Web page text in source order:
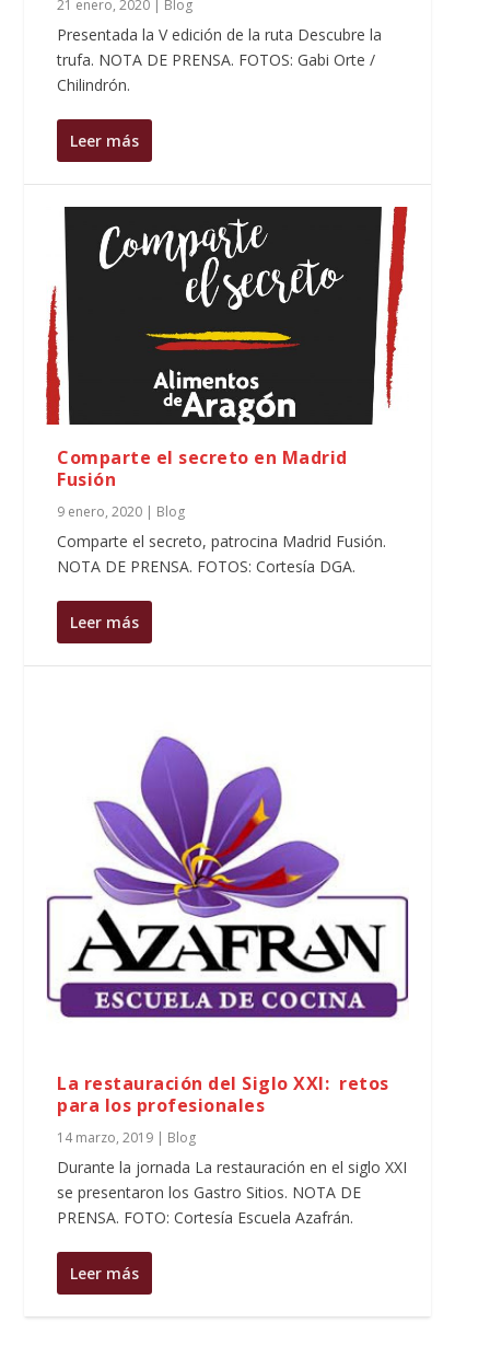
21 enero, 2020 Blog
Presentada la V edición de la ruta Descubre la
trufa. NOTA DE PRENSA. FOTOS: Gabi Orte /
Chilindrón.
Leer más
Comparte el secreto en Madrid
Fusión
9 enero, 2020 | Blog
Comparte el secreto, patrocina Madrid Fusión.
NOTA DE PRENSA. FOTOS: Cortesía DGA.
Leer más
La restauración del Siglo XXI: retos
para los profesionales
14 marzo, 2019 | Blog
Durante la jornada La restauración en el siglo XXI
se presentaron los Gastro Sitios. NOTA DE
PRENSA. FOTO: Cortesía Escuela Azafrán.
Leer más